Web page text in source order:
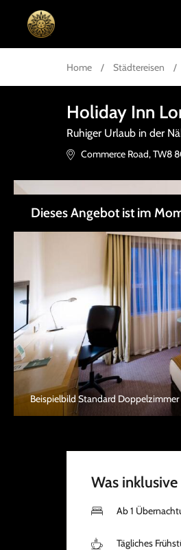
Home / Städtereisen /
Holiday Inn
Ruhiger Urlaub in der
Commerce Road,TW8
Dieses Angebot ist im
Beispielbild Standard Doppelzimmer
Was inklusive
Ab 1
Tägliches